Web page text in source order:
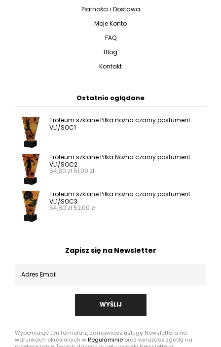
Płatności i Dostawa
Moje Konto
FAQ
Blog
Kontakt
Ostatnio oglądane
Trofeum szklane Piłka nożna czarny postument
VL1/SOC1
Trofeum szklane Piłka Nożna czarny postument
VL1/SOC2
54,80 zł 51,00 zł
Trofeum szklane Piłka nożna czarny postument
VL1/SOC3
54,80 zł 52,00 zł
Zapisz się na Newsletter
WYŚLIJ
Wypełniając ten formularz, zamawiasz usługę Newslettera na
warunkach określonych wRegulaminie oraz wyrażasz zgodę na